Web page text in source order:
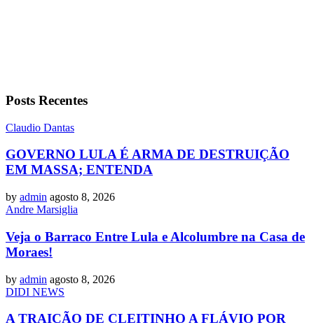
Posts Recentes
Claudio Dantas
GOVERNO LULA É ARMA DE DESTRUIÇÃO
EM MASSA; ENTENDA
by admin agosto 8, 2026
Andre Marsiglia
Veja o Barraco Entre Lula e Alcolumbre na Casa de
Moraes!
by admin agosto 8, 2026
DIDI NEWS
A TRAIÇÃO DE CLEITINHO A FLÁVIO POR